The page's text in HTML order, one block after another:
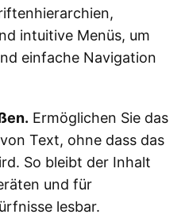
intuitive Menüs, um
einfache Navigation
Ermöglichen Sie das
Text, ohne dass das
So bleibt der Inhalt
und für
lesbar.